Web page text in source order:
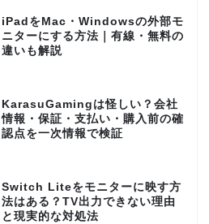
iPadをMac・Windowsの外部モ
ニターにする方法｜有線・無料の
違いも解説
KarasuGamingは怪しい？会社
情報・保証・支払い・購入前の確
認点を一次情報で検証
Switch Liteをモニターに映す方
法はある？TV出力できない理由
と現実的な対処法